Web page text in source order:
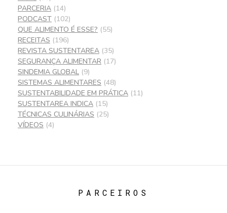
PARCERIA (14)
PODCAST (102)
QUE ALIMENTO É ESSE? (55)
RECEITAS (196)
REVISTA SUSTENTAREA (35)
SEGURANÇA ALIMENTAR (17)
SINDEMIA GLOBAL (9)
SISTEMAS ALIMENTARES (48)
SUSTENTABILIDADE EM PRÁTICA (11)
SUSTENTAREA INDICA (15)
TÉCNICAS CULINÁRIAS (25)
VÍDEOS (4)
PARCEIROS